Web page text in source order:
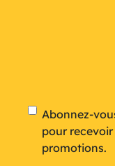
Newsletter
Abonnez-
pour recevoir
promotions.